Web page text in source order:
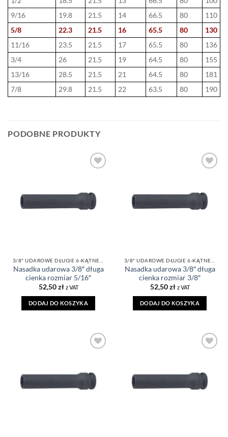
9/16
19.8 21.5 14 66.5 80
110
5/8
22.3 21.5 16 65.5 80
130
11/16
23.5 21.5 17 65.5 80
136
3/4
26 21.5 19 64.5 80
155
13/16
28.5 21.5 21 64.5 80
181
7/8
29.8 21.5 22 63.5 80 190
PODOBNE PRODUKTY
Nasadka udarowa 3/8″ długa
cienka rozmiar 5/16″
52,50zł z VAT
DODAJ DO KOSZYKA
Nasadka udarowa 3/8″ długa
cienka rozmiar 3/8″
52,50zł z VAT
DODAJ DO KOSZYKA